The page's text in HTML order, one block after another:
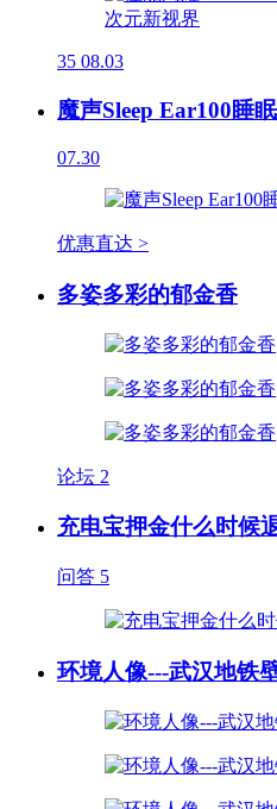
35 08.03
魔声Sleep Ear100睡
07.30
优惠直达 >
多姿多彩的郁金香
论坛 2
充电宝押金什么时候
问答 5
环境人像---武汉地铁